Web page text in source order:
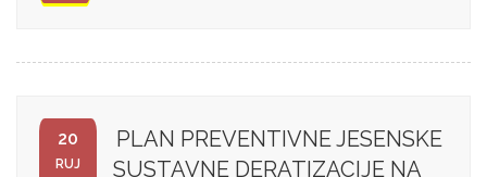
20
RUJ
PLAN PREVENTIVNE JESENSKE
SUSTAVNE DERATIZACIJE NA